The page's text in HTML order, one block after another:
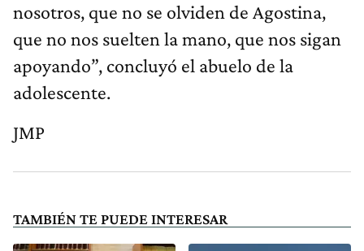
nosotros, que no se olviden de Agostina,
que no nos suelten la mano, que nos sigan
apoyando”, concluyó el abuelo de la
adolescente.
JMP
TAMBIÉN TE PUEDE INTERESAR